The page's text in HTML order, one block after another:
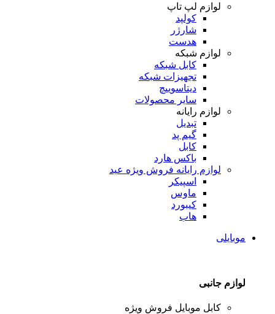
لوازم لپ تاپ
کولپد
شارژر
هدست
لوازم شبکه
کابل شبکه
تجهیزات شبکه
دیتاسوییچ
سایر محصولات
لوازم رایانه
تبدیل
گیم پد
کابل
باکس هارد
لوازم رایانه فروش ویژه عید
اسپیکر
ماوس
کیبورد
هاب
موبایلی
لوازم جانبی
کابل موبایل فروش ویژه